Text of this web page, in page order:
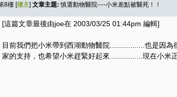
8樓 [樓主] 文章主題: 慎選動物醫院----小米差點被醫死！！
[這篇文章最後由joe在 2003/03/25 01:44pm 編輯]
目前我們把小米帶到西湖動物醫院.................也是因
家的支持，也希望小米趕緊好起來................現在小